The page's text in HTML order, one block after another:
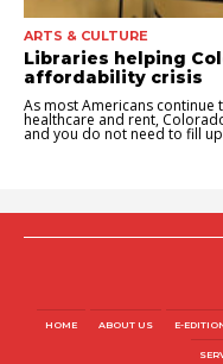
ARTS & CULTURE
Libraries helping
affordability crisis
As most Americans
healthcare and rent,
and you do not need to fill
HOME ABOUT US E-